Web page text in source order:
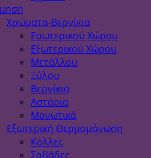
Χρώματα-Βερνίκια
Εσωτερικού Χώρου
Εξωτερικού Χώρου
Μετάλλου
Ξύλου
Βερνίκια
Αστάρια
Μονωτικά
Εξωτερική Θερμομόνωση
Κόλλες
Σοβάδες